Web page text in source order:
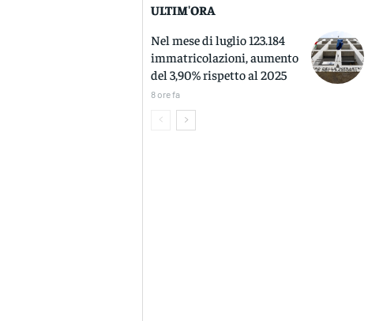
ULTIM'ORA
Nel mese di luglio 123.184
immatricolazioni, aumento
del 3,90% rispetto al 2025
8 ore fa